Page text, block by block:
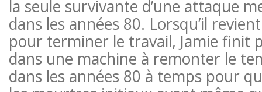
la seule survivante d’une attaque
dans les années 80. Lorsqu’il
pour terminer le travail, Jamie finit
dans une machine à remonter le
dans les années 80 à temps pour